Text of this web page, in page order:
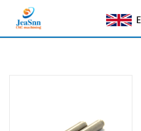
家> カスタムシャフト